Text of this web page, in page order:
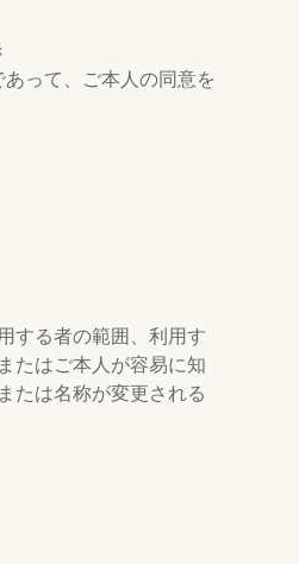
って、ご本人の同意を
する者の範囲、利用す
たはご本人が容易に知
たは名称が変更される